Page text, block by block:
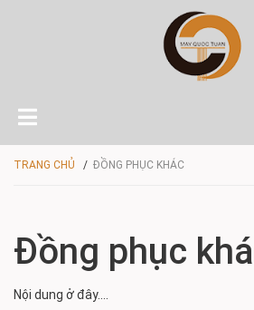
TRANG CHỦ / ĐỒNG PHỤC KHÁC
Đồng phục
Nội dung ở đây....